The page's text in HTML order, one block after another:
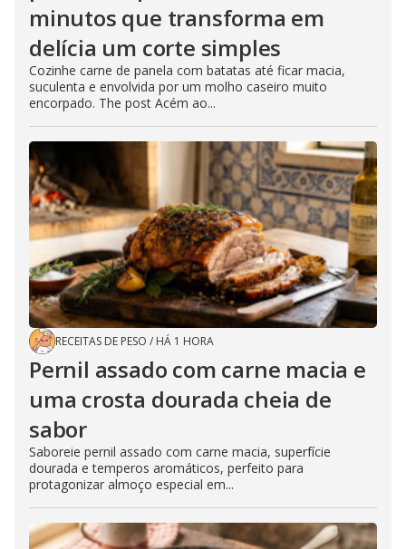
minutos que transforma em
delícia um corte simples
Cozinhe carne de panela com batatas até ficar macia,
suculenta e envolvida por um molho caseiro muito
encorpado. The post Acém ao...
RECEITAS DE PESO / HÁ 1 HORA
Pernil assado com carne macia e
uma crosta dourada cheia de
sabor
Saboreie pernil assado com carne macia, superfície
dourada e temperos aromáticos, perfeito para
protagonizar almoço especial em...